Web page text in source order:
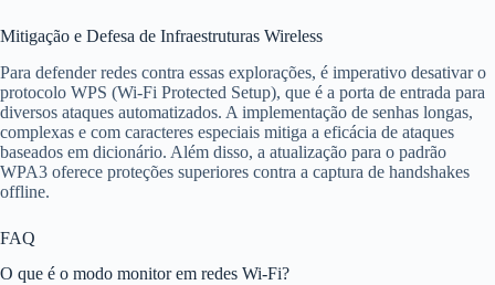
Mitigação e Defesa de Infraestruturas Wireless
Para defender redes contra essas explorações, é imperativo desativar o
protocolo WPS (Wi-Fi Protected Setup), que é a porta de entrada para
diversos ataques automatizados. A implementação de senhas longas,
complexas e com caracteres especiais mitiga a eficácia de ataques
baseados em dicionário. Além disso, a atualização para o padrão
WPA3 oferece proteções superiores contra a captura de handshakes
offline.
FAQ
O que é o modo monitor em redes Wi-Fi?